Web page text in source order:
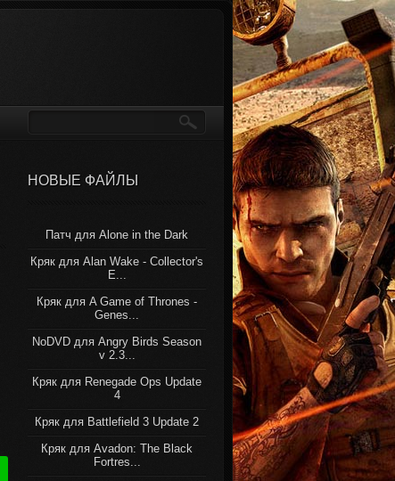
НОВЫЕ ФАЙЛЫ
Патч для Alone in the Dark
Кряк для Alan Wake - Collector's
E...
Кряк для A Game of Thrones -
Genes...
NoDVD для Angry Birds Season
v 2.3...
Кряк для Renegade Ops Update
4
Кряк для Battlefield 3 Update 2
Кряк для Avadon: The Black
Fortres...